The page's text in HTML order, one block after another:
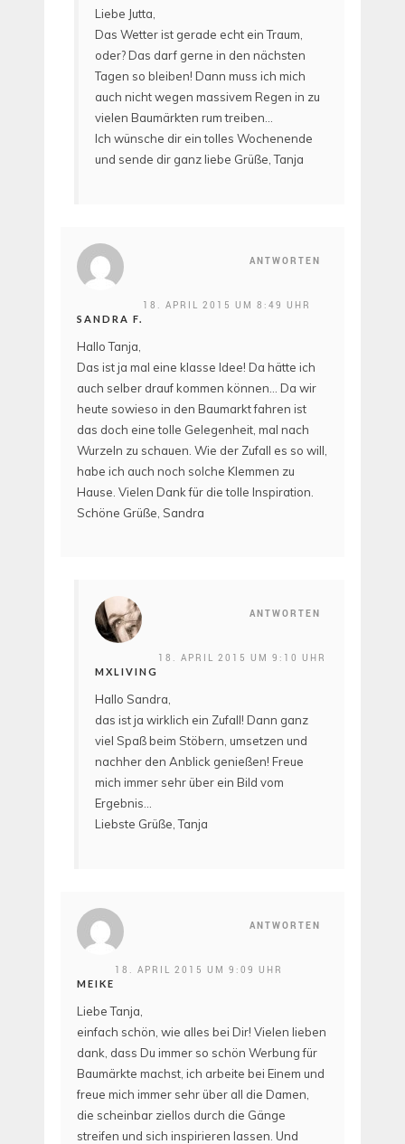
Liebe Jutta,
Das Wetter ist gerade echt ein Traum,
oder? Das darf gerne in den nächsten
Tagen so bleiben! Dann muss ich mich
auch nicht wegen massivem Regen in zu
vielen Baumärkten rum treiben…
Ich wünsche dir ein tolles Wochenende
und sende dir ganz liebe Grüße, Tanja
ANTWORTEN
SANDRA F.
18. APRIL 2015 UM 8:49 UHR
Hallo Tanja,
Das ist ja mal eine klasse Idee! Da hätte ich
auch selber drauf kommen können… Da wir
heute sowieso in den Baumarkt fahren ist
das doch eine tolle Gelegenheit, mal nach
Wurzeln zu schauen. Wie der Zufall es so will,
habe ich auch noch solche Klemmen zu
Hause. Vielen Dank für die tolle Inspiration.
Schöne Grüße, Sandra
ANTWORTEN
MXLIVING
18. APRIL 2015 UM 9:10 UHR
Hallo Sandra,
das ist ja wirklich ein Zufall! Dann ganz
viel Spaß beim Stöbern, umsetzen und
nachher den Anblick genießen! Freue
mich immer sehr über ein Bild vom
Ergebnis…
Liebste Grüße, Tanja
ANTWORTEN
MEIKE
18. APRIL 2015 UM 9:09 UHR
Liebe Tanja,
einfach schön, wie alles bei Dir! Vielen lieben
dank, dass Du immer so schön Werbung für
Baumärkte machst, ich arbeite bei Einem und
freue mich immer sehr über all die Damen,
die scheinbar ziellos durch die Gänge
streifen und sich inspirieren lassen. Und